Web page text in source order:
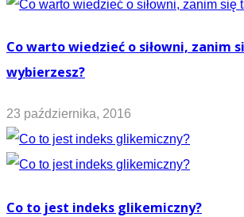
Co warto wiedzieć o siłowni, zanim
wybierzesz?
23 października, 2016
Co to jest indeks glikemiczny?